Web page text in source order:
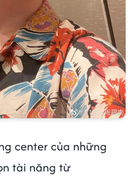
center của những
tài năng từ